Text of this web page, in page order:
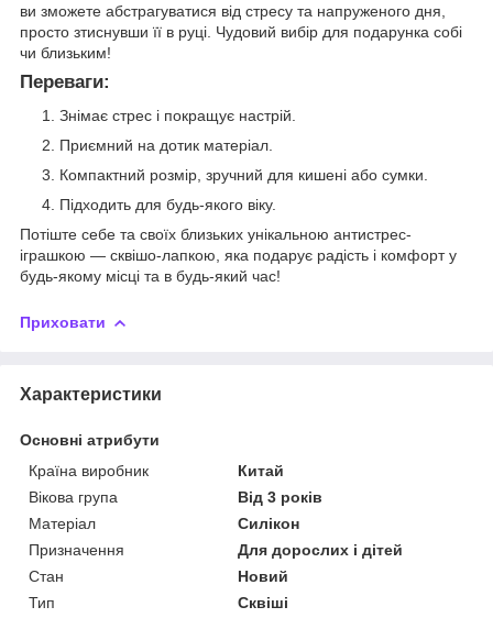
ви зможете абстрагуватися від стресу та напруженого дня,
просто зтиснувши її в руці. Чудовий вибір для подарунка собі
чи близьким!
Переваги:
Знімає стрес і покращує настрій.
Приємний на дотик матеріал.
Компактний розмір, зручний для кишені або сумки.
Підходить для будь-якого віку.
Потіште себе та своїх близьких унікальною антистрес-
іграшкою — сквішо-лапкою, яка подарує радість і комфорт у
будь-якому місці та в будь-який час!
Приховати
Характеристики
Основні атрибути
Країна виробник
Китай
Вікова група
Від 3 років
Матеріал
Силікон
Призначення
Для дорослих і дітей
Стан
Новий
Тип
Сквіші